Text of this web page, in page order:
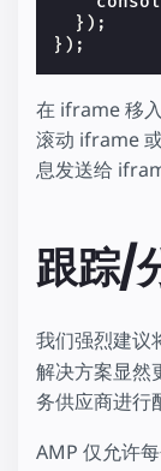
});
});
在 iframe 移
滚动 iframe
息发送给
跟踪/
我们强烈建议
解决方案显然
务供应商进行
AMP 仅允许